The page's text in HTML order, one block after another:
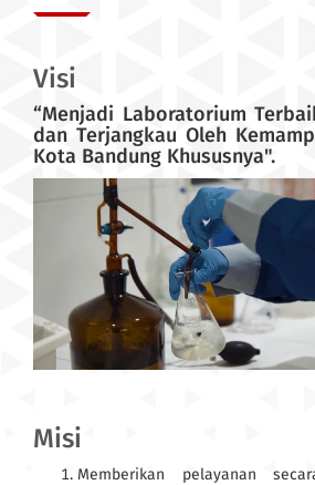
Visi
“Menjadi Laboratorium
dan Terjangkau Oleh
Kota Bandung Khususnya".
Misi
Memberikan pelayanan